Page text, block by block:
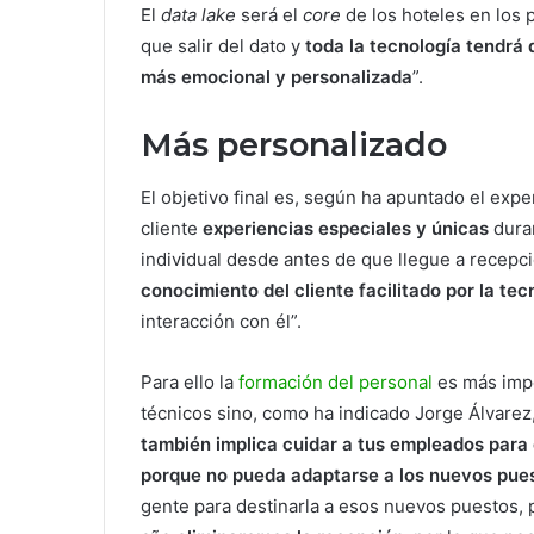
El data lake será el core de los hoteles en los
que salir del dato y toda la tecnología tendrá
más emocional y personalizada”.
Más personalizado
El objetivo final es, según ha apuntado el
cliente experiencias especiales y únicas
individual desde antes de que llegue a
conocimiento del cliente facilitado por la
interacción con él”.
Para ello la formación del personal es más
técnicos sino, como ha indicado Jorge
también implica cuidar a tus empleados
porque no pueda adaptarse a los nuevos
gente para destinarla a esos nuevos